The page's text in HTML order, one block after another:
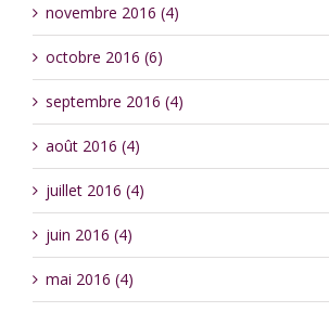
novembre 2016 (4)
octobre 2016 (6)
septembre 2016 (4)
août 2016 (4)
juillet 2016 (4)
juin 2016 (4)
mai 2016 (4)